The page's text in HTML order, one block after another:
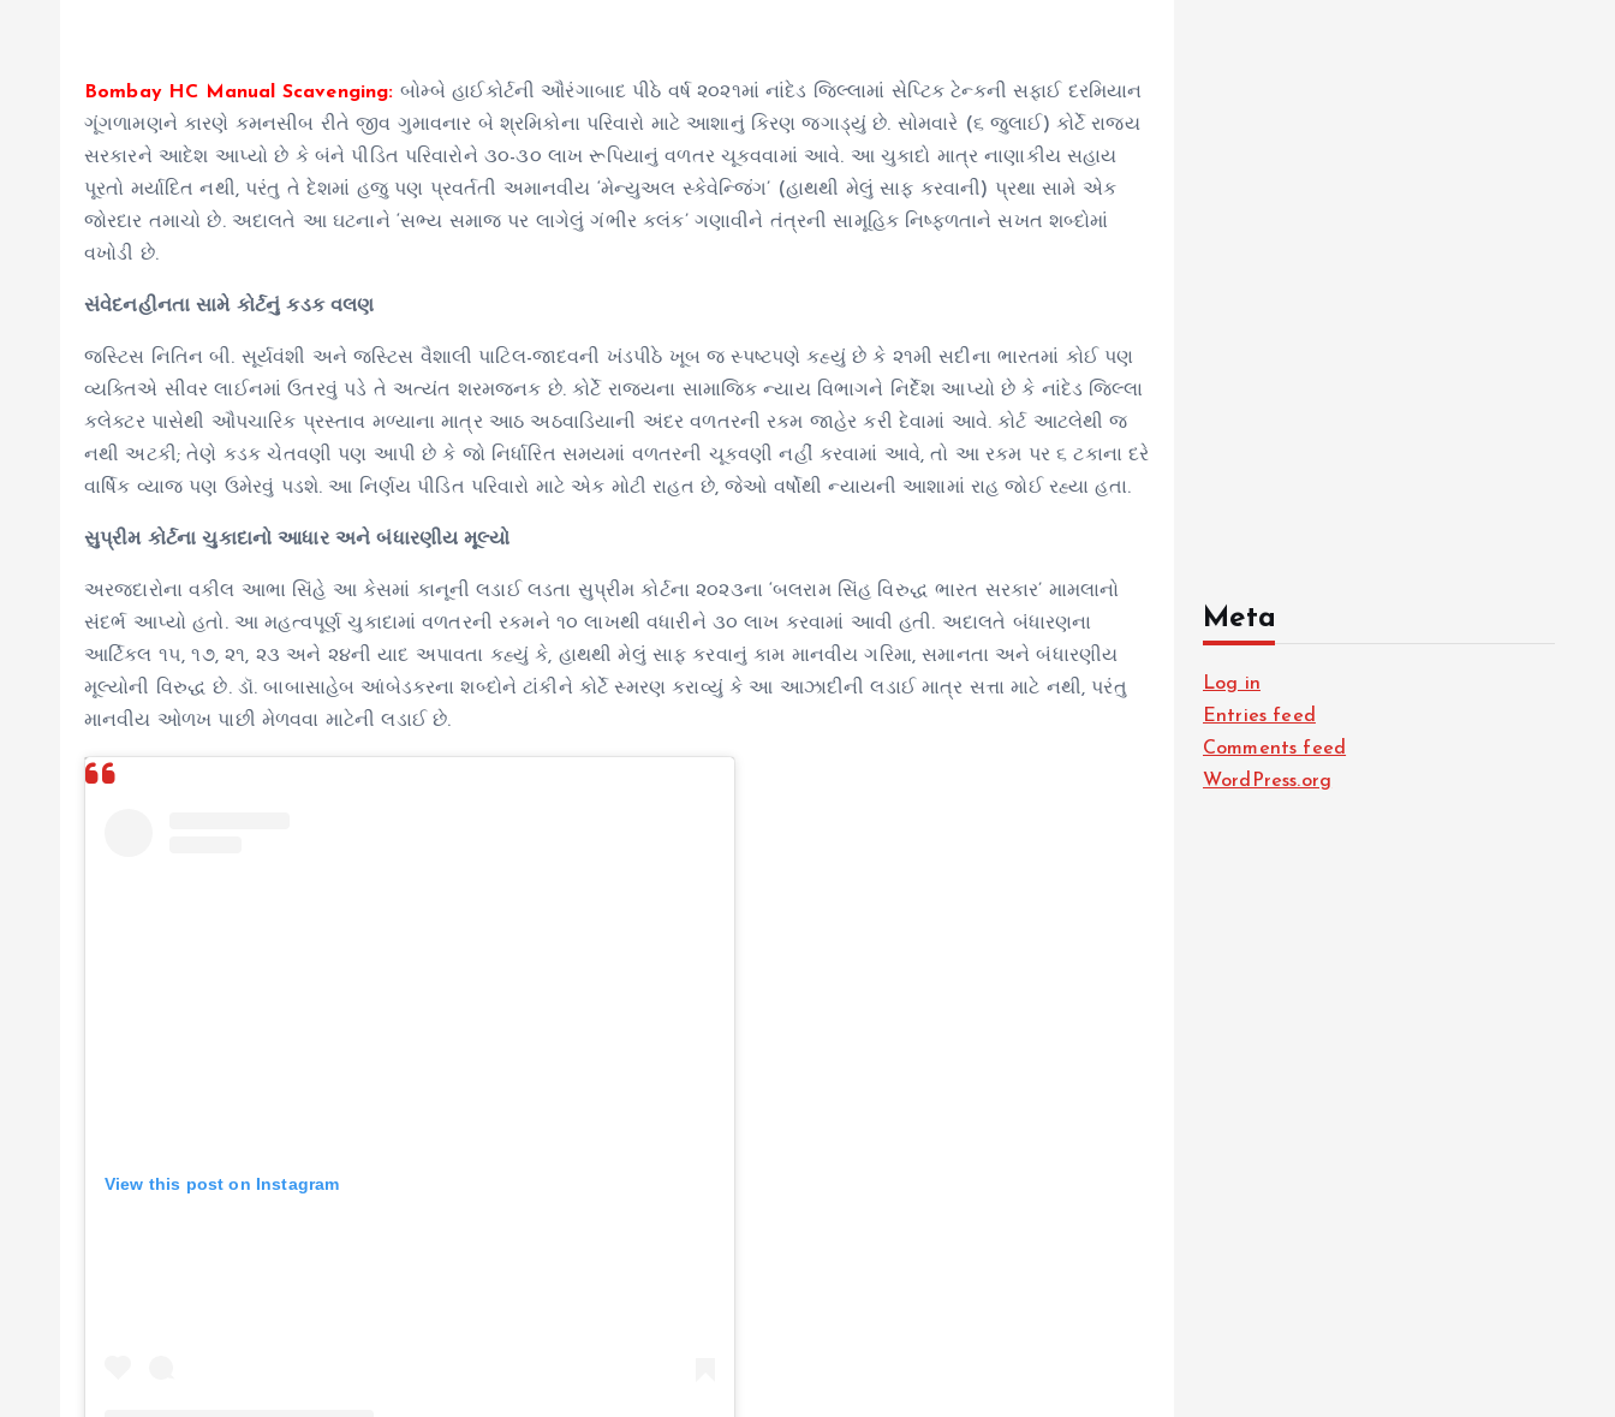
Bombay HC Manual Scavenging: બોમ્બે હાઈકોર્ટની ઔરંગાબાદ પીઠે વર્ષ ૨૦૨૧માં નાંદેડ જિલ્લામાં સેપ્ટિક ટેન્કની સફાઈ દરમિયાન
ગૂંગળામણને કારણે કમનસીબ રીતે જીવ ગુમાવનાર બે શ્રમિકોના પરિવારો માટે આશાનું કિરણ જગાડ્યું છે. સોમવારે (૬ જુલાઈ) કોર્ટે રાજ્ય
સરકારને આદેશ આપ્યો છે કે બંને પીડિત પરિવારોને ૩૦-૩૦ લાખ રૂપિયાનું વળતર ચૂકવવામાં આવે. આ ચુકાદો માત્ર નાણાકીય સહાય
પૂરતો મર્યાદિત નથી, પરંતુ તે દેશમાં હજુ પણ પ્રવર્તતી અમાનવીય ‘મેન્યુઅલ સ્કેવેન્જિંગ’ (હાથથી મેલું સાફ કરવાની) પ્રથા સામે એક
જોરદાર તમાચો છે. અદાલતે આ ઘટનાને ‘સભ્ય સમાજ પર લાગેલું ગંભીર કલંક’ ગણાવીને તંત્રની સામૂહિક નિષ્ફળતાને સખત શબ્દોમાં
વખોડી છે.
સંવેદનહીનતા સામે કોર્ટનું કડક વલણ
જસ્ટિસ નિતિન બી. સૂર્યવંશી અને જસ્ટિસ વૈશાલી પાટિલ-જાદવની ખંડપીઠે ખૂબ જ સ્પષ્ટપણે કહ્યું છે કે ૨૧મી સદીના ભારતમાં કોઈ પણ
વ્યક્તિએ સીવર લાઈનમાં ઉતરવું પડે તે અત્યંત શરમજનક છે. કોર્ટે રાજ્યના સામાજિક ન્યાય વિભાગને નિર્દેશ આપ્યો છે કે નાંદેડ જિલ્લા
કલેક્ટર પાસેથી ઔપચારિક પ્રસ્તાવ મળ્યાના માત્ર આઠ અઠવાડિયાની અંદર વળતરની રકમ જાહેર કરી દેવામાં આવે. કોર્ટ આટલેથી જ
નથી અટકી; તેણે કડક ચેતવણી પણ આપી છે કે જો નિર્ધારિત સમયમાં વળતરની ચૂકવણી નહીં કરવામાં આવે, તો આ રકમ પર ૬ ટકાના દરે
વાર્ષિક વ્યાજ પણ ઉમેરવું પડશે. આ નિર્ણય પીડિત પરિવારો માટે એક મોટી રાહત છે, જેઓ વર્ષોથી ન્યાયની આશામાં રાહ જોઈ રહ્યા હતા.
સુપ્રીમ કોર્ટના ચુકાદાનો આધાર અને બંધારણીય મૂલ્યો
અરજદારોના વકીલ આભા સિંહે આ કેસમાં કાનૂની લડાઈ લડતા સુપ્રીમ કોર્ટના ૨૦૨૩ના ‘બલરામ સિંહ વિરુદ્ધ ભારત સરકાર’ મામલાનો
સંદર્ભ આપ્યો હતો. આ મહત્વપૂર્ણ ચુકાદામાં વળતરની રકમને ૧૦ લાખથી વધારીને ૩૦ લાખ કરવામાં આવી હતી. અદાલતે બંધારણના
આર્ટિકલ ૧૫, ૧૭, ૨૧, ૨૩ અને ૨૪ની યાદ અપાવતા કહ્યું કે, હાથથી મેલું સાફ કરવાનું કામ માનવીય ગરિમા, સમાનતા અને બંધારણીય
મૂલ્યોની વિરુદ્ધ છે. ડૉ. બાબાસાહેબ આંબેડકરના શબ્દોને ટાંકીને કોર્ટે સ્મરણ કરાવ્યું કે આ આઝાદીની લડાઈ માત્ર સત્તા માટે નથી, પરંતુ
માનવીય ઓળખ પાછી મેળવવા માટેની લડાઈ છે.
View this post on Instagram
Meta
Log in
Entries feed
Comments feed
WordPress.org